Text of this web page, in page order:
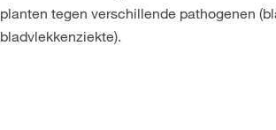
planten tegen verschillende pathogenen
bladvlekkenziekte).